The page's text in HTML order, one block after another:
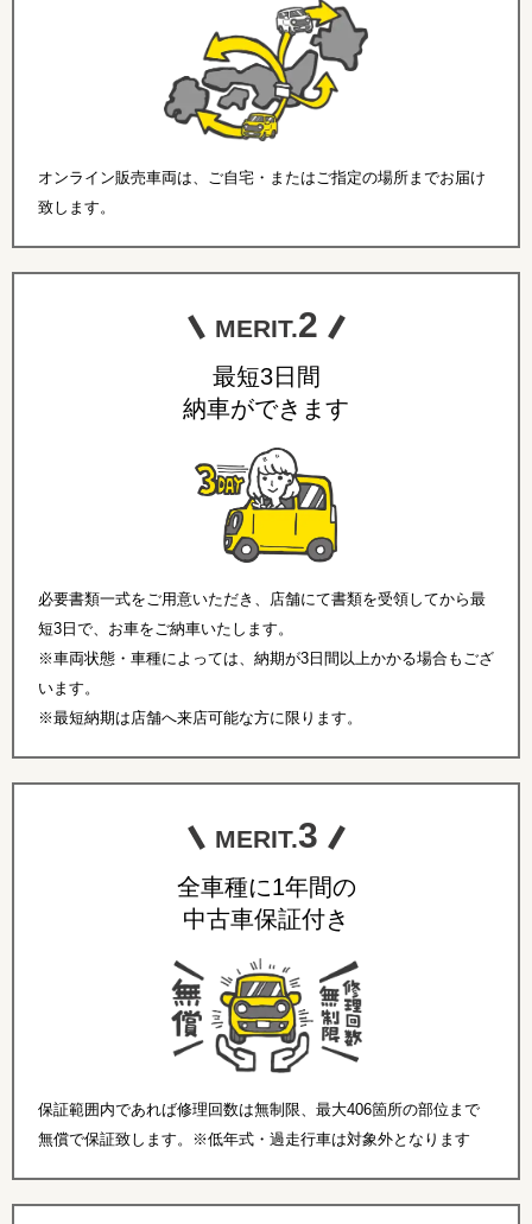
オンライン販売車両は、ご自宅・またはご指定の場所までお届け
致します。
MERIT.2
最短3日間
納車ができます
必要書類一式をご用意いただき、店舗にて書類を受領してから最
短3日で、お車をご納車いたします。
※車両状態・車種によっては、納期が3日間以上かかる場合もござ
います。
※最短納期は店舗へ来店可能な方に限ります。
MERIT.3
全車種に1年間の
中古車保証付き
保証範囲内であれば修理回数は無制限、最大406箇所の部位まで
無償で保証致します。※低年式・過走行車は対象外となります